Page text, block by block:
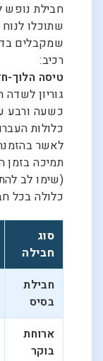
חבילת נופש
שתוכלו
שמקבלים
רכיב:
טיסה הלוך-
כשעה ורבע
כלולות
לאשר
תמיכה בזמן
(שימו לב
כלולה בכל
סוג
חבילה
חבילת
בסיס
ארוחת
בוקר